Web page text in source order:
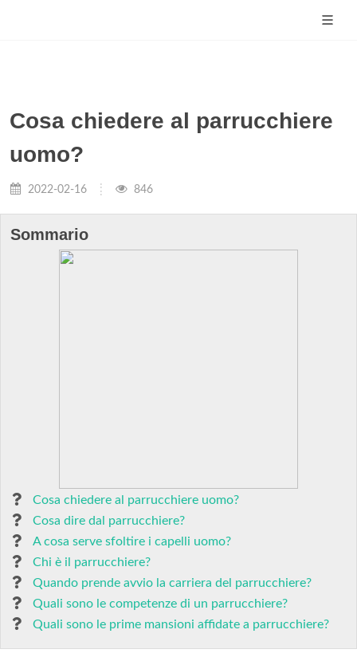
Cosa chiedere al parrucchiere
uomo?
2022-02-16 846
Sommario
Cosa chiedere al parrucchiere uomo?
Cosa dire dal parrucchiere?
A cosa serve sfoltire i capelli uomo?
Chi è il parrucchiere?
Quando prende avvio la carriera del parrucchiere?
Quali sono le competenze di un parrucchiere?
Quali sono le prime mansioni affidate a parrucchiere?